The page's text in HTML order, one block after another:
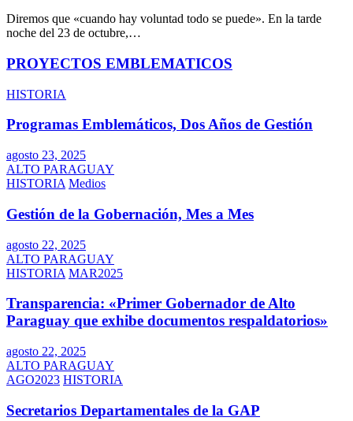
Diremos que «cuando hay voluntad todo se puede». En la tarde
noche del 23 de octubre,…
PROYECTOS EMBLEMATICOS
HISTORIA
Programas Emblemáticos, Dos Años de Gestión
agosto 23, 2025
ALTO PARAGUAY
HISTORIA Medios
Gestión de la Gobernación, Mes a Mes
agosto 22, 2025
ALTO PARAGUAY
HISTORIA MAR2025
Transparencia: «Primer Gobernador de Alto
Paraguay que exhibe documentos respaldatorios»
agosto 22, 2025
ALTO PARAGUAY
AGO2023 HISTORIA
Secretarios Departamentales de la GAP